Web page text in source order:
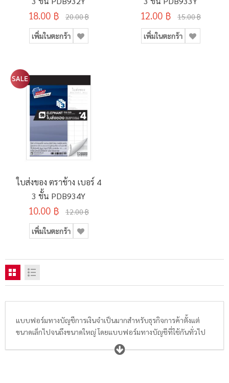
18.00 ฿ 20.00 ฿
เพิ่มในตะกร้า
12.00 ฿ 15.00 ฿
เพิ่มในตะกร้า
ใบส่งของ ตราช้าง เบอร์ 4
3 ชั้น PDB934Y
10.00 ฿ 12.00 ฿
เพิ่มในตะกร้า
แบบฟอร์มทางบัญชีการเงินจำเป็นมากสำหรับธุรกิจการค้าตั้งแต่
ขนาดเล็กไปจนถึงขนาดใหญ่ โดยแบบฟอร์มทางบัญชีที่ใช้กันทั่วไป
บิลเงินสดคาร์บอนในตัว
เหมาะสำหรับการไปออกบิลหรือส่งของนอกสถานที่